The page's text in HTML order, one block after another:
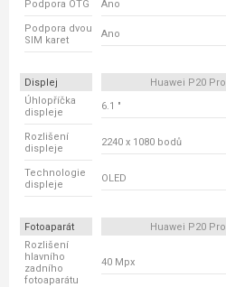
Podpora OTG Ano
Podpora dvou
SIM karet
Ano
Displej Huawei P20 Pro
Úhlopříčka
displeje
6.1 "
Rozlišení
displeje
2240 x 1080 bodů
Technologie
displeje
OLED
Fotoaparát Huawei P20 Pro
Rozlišení
hlavního
zadního
fotoaparátu
40 Mpx